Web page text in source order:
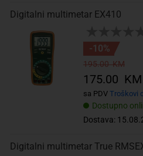
Digitalni multimetar EX410
Dostupno
Dostava:
-10%
195.00 KM
175.00 KM
sa PDV Troškovi
Digitalni multimetar True